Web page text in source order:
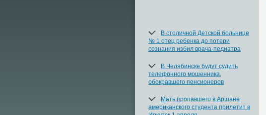
В столичной Детской больнице
№ 1 отец ребенка до потери
сознания избил врача-педиатра
В Челябинске будут судить
телефонного мошенника,
обокравшего пенсионеров
Мать пропавшего в Аршане
американского студента прилетит в